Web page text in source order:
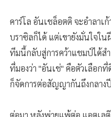
คาร์โล อันเชล็อตติ จะอำลาเ
บราซิลก็ได้ แต่เขายังมั่นใจใ
ทีมนี้กลับสู่การคว้าแชมป์ได้ส
ที่มองว่า "อันเช่" คือตัวเลือก
ก็จัดการต่อสัญญากันถึงกลาง